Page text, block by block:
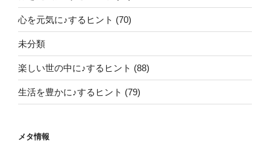
心を元気に♪するヒント (70)
未分類
楽しい世の中に♪するヒント (88)
生活を豊かに♪するヒント (79)
メタ情報